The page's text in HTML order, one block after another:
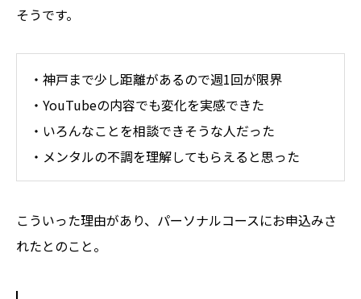
そうです。
・神戸まで少し距離があるので週1回が限界
・YouTubeの内容でも変化を実感できた
・いろんなことを相談できそうな人だった
・メンタルの不調を理解してもらえると思った
こういった理由があり、パーソナルコースにお申込みさ
れたとのこと。